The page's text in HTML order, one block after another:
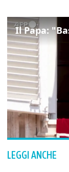
LEGGI ANCHE